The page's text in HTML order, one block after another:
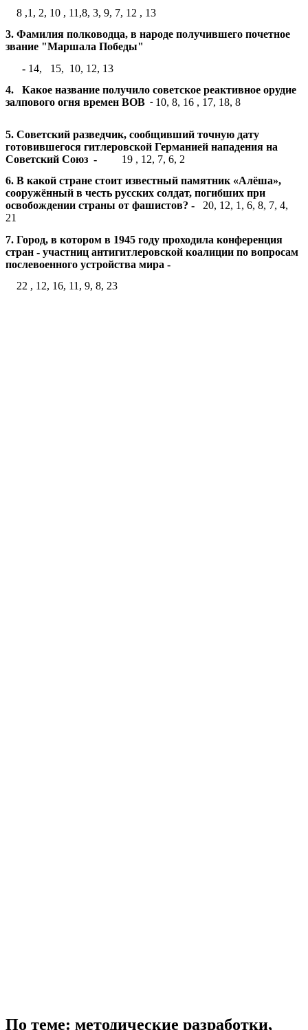
8 ,1, 2, 10 , 11,8, 3, 9, 7, 12 , 13
3. Фамилия полководца, в народе получившего почетное
звание "Маршала Победы"
- 14, 15, 10, 12, 13
4. Какое название получило советское реактивное орудие
залпового огня времен ВОВ - 10, 8, 16 , 17, 18, 8
5. Советский разведчик, сообщивший точную дату
готовившегося гитлеровской Германией нападения на
Советский Союз -
19 , 12, 7, 6, 2
6. В какой стране стоит известный памятник «Алёша»,
сооружённый в честь русских солдат, погибших при
освобождении страны от фашистов? - 20, 12, 1, 6, 8, 7, 4,
21
7. Город, в котором в 1945 году проходила конференция
стран - участниц антигитлеровской коалиции по вопросам
послевоенного устройства мира -
22 , 12, 16, 11, 9, 8, 23
По теме: методические разработки,